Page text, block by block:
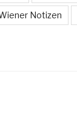
Notizen